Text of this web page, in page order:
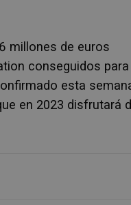
millones de euros
conseguidos para
esta
en 2023 disfrutará